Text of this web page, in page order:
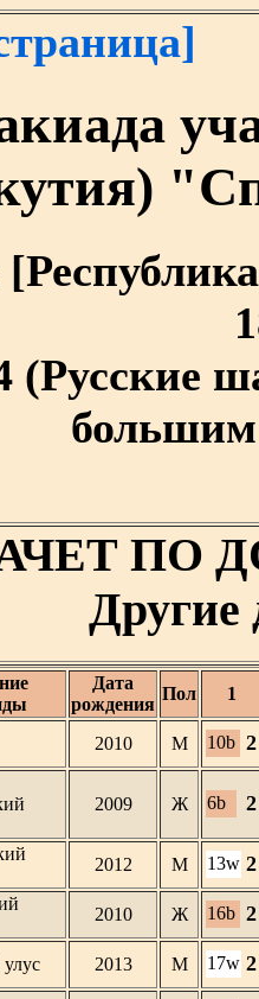
(Русские
ПО
Дата
рождения
Пол 1
2010 М 10b 2
2009 Ж 6b 2
2012 М 13w 2
2010 Ж 16b 2
2013 М 17w 2